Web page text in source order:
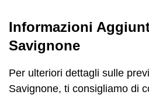
Informazioni
Savignone
Per ulteriori dettagli sulle
Savignone, ti consigliamo di